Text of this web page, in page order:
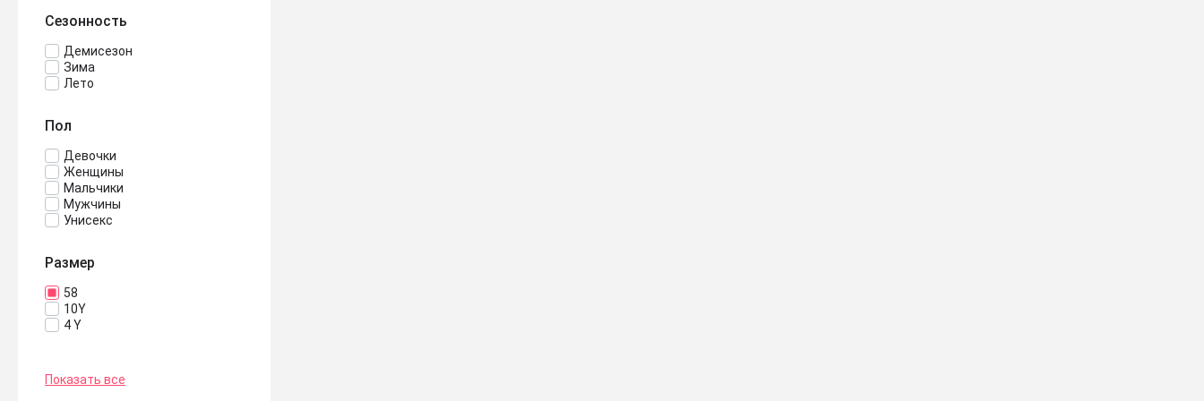
Сезонность
Демисезон
Зима
Лето
Пол
Девочки
Женщины
Мальчики
Мужчины
Унисекс
Размер
58
10Y
4 Y
Показать все